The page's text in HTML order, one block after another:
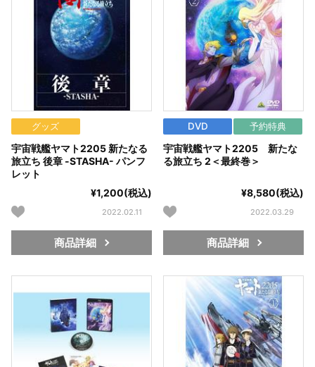
グッズ
宇宙戦艦ヤマト2205 新たなる
旅立ち 後章 -STASHA- パンフ
レット
¥1,200(税込)
2022.02.11
商品詳細
DVD 予約特典
宇宙戦艦ヤマト2205 新たな
る旅立ち 2＜最終巻＞
¥8,580(税込)
2022.03.29
商品詳細